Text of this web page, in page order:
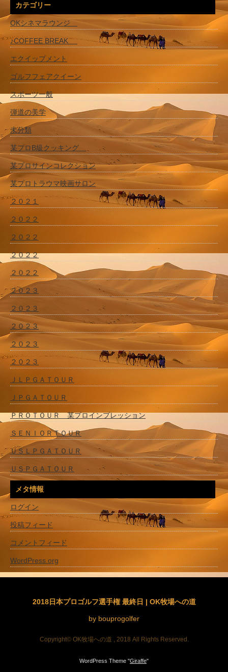
カテゴリー
OKシネマラウンジ
♪COFFEE BREAK
エクイップメント
ゴルフフェアクイーン
スポーツ一般
弾道の美学
未分類
某プロB級クッキング
某プロサインコレクション
某プロトラウマ映画サロン
２０２１
２０２２
２０２２
２０２２
２０２２
２０２３
２０２３
２０２３
２０２３
２０２３
ＪＬＰＧＡＴＯＵＲ
ＪＰＧＡＴＯＵＲ
ＰＲＯＴＯＵＲ 某プロインプレッション
ＳＥＮＩＯＲＴＯＵＲ
ＵＳＬＰＧＡＴＯＵＲ
ＵＳＰＧＡＴＯＵＲ
メタ情報
ログイン
投稿フィード
コメントフィード
WordPress.org
2018日本プロゴルフ選手権 最終日 | OK牧場への道
by bouprogolfer
Copyright© OK牧場への道 , 2018 All Rights Reserved.
WordPress Theme "Giraffe"